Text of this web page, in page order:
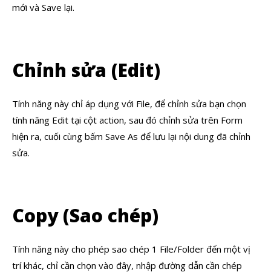
mới và Save lại.
Chỉnh sửa (Edit)
Tính năng này chỉ áp dụng với File, để chỉnh sửa bạn chọn
tính năng Edit tại cột action, sau đó chỉnh sửa trên Form
hiện ra, cuối cùng bấm Save As để lưu lại nội dung đã chỉnh
sửa.
Copy (Sao chép)
Tính năng này cho phép sao chép 1 File/Folder đến một vị
trí khác, chỉ cần chọn vào đây, nhập đường dẫn cần chép